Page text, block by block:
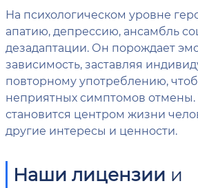
На психологическом уровне
апатию, депрессию, ансамбль
дезадаптации. Он порождает
зависимость, заставляя
повторному употреблению,
неприятных симптомов отмены.
становится центром жизни
другие интересы и ценности.
Наши лицензии и